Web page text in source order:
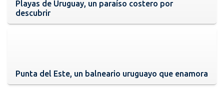
Playas de Uruguay, un paraíso costero por
descubrir
Punta del Este, un balneario uruguayo que enamora